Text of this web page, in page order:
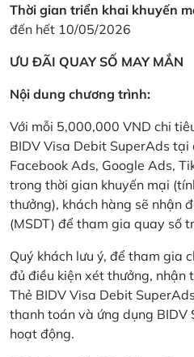
Thời gian triển khai khuyến
đến hết 10/05/2026
ƯU ĐÃI QUAY SỐ MAY MẮN
Nội dung chương trình:
Với mỗi 5,000,000 VND chi
BIDV Visa Debit SuperAds
Facebook Ads, Google Ads,
trong thời gian khuyến mại
thưởng), khách hàng sẽ nhận
(MSDT) để tham gia quay số
Quý khách lưu ý, để tham gia
đủ điều kiện xét thưởng, nhận
Thẻ BIDV Visa Debit
thanh toán và ứng dụng
hoạt động.